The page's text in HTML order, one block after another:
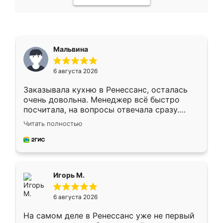
Мальвина
6 августа 2026
Заказывала кухню в Ренессанс, осталась
очень довольна. Менеджер всё быстро
посчитала, на вопросы отвечала сразу.
Замерщик приехал в субботу, подошёл к
делу со всей ответственностью. Собрали
за день, ребята работали аккуратно, даже
Читать полностью
Игорь М.
6 августа 2026
На самом деле в Ренессанс уже не первый